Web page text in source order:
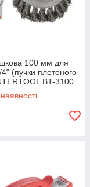
100 мм для
(пучки плетеного
BT-3100